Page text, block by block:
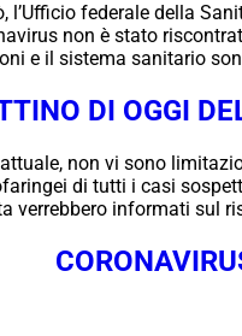
l’Ufficio federale della
non è stato
e il sistema sanitario
DI OGGI
non vi sono
di tutti i casi
verrebbero informati sul